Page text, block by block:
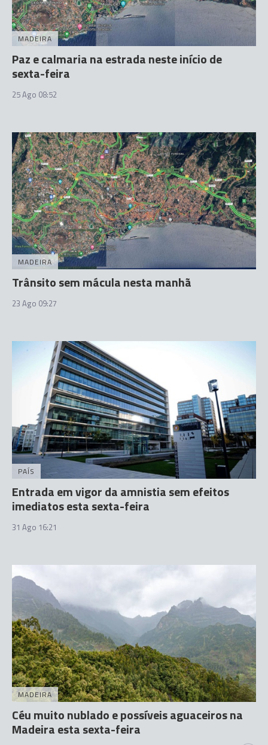
MADEIRA
Paz e calmaria na estrada neste início de
sexta-feira
25 Ago 08:52
MADEIRA
Trânsito sem mácula nesta manhã
23 Ago 09:27
PAÍS
Entrada em vigor da amnistia sem efeitos
imediatos esta sexta-feira
31 Ago 16:21
MADEIRA
Céu muito nublado e possíveis aguaceiros na
Madeira esta sexta-feira